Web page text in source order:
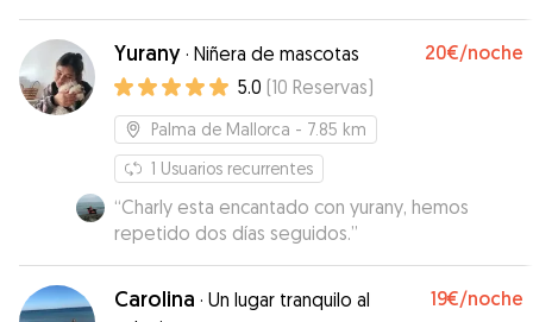
Yurany · Niñera de mascotas 20€/noche
5.0 (10 Reservas)
Palma de Mallorca - 7.85 km
1 Usuarios recurrentes
“Charly esta encantado con yurany, hemos
repetido dos días seguidos.”
Carolina · Un lugar tranquilo al
19€/noche